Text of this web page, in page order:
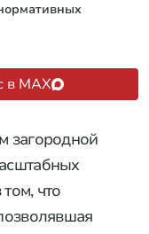
в MAX
загородной
что